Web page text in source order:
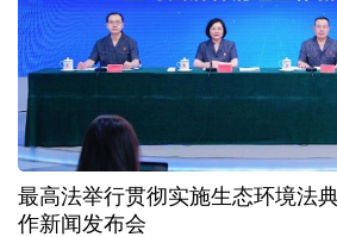
上半年我国黄金消费量511.412
AI客服承诺不实、人工客服接入
数据有了“身份证” 我国正稳步推
最高法举行贯彻实施生态环境法
作新闻发布会